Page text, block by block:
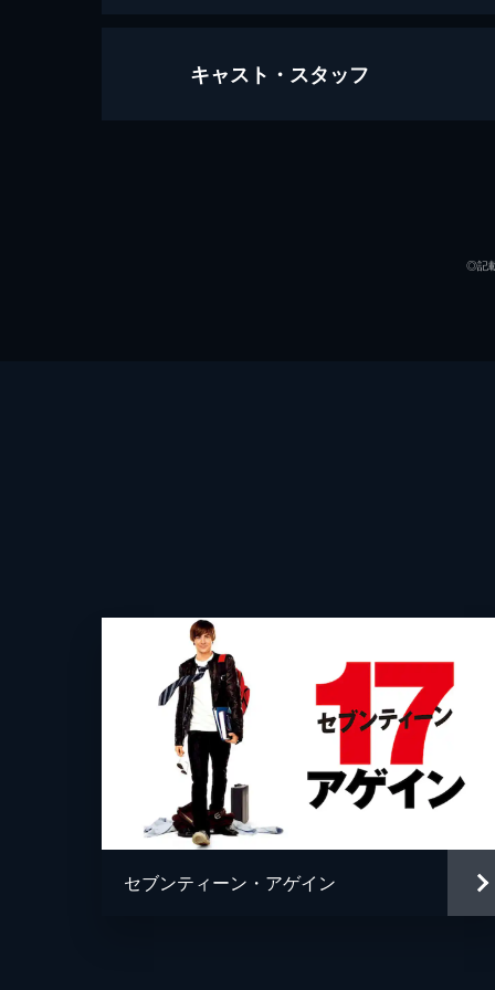
ベストマン －シャイな花婿と壮大
キャスト・スタッフ
監督
脚本
音楽
◎記
セブンティーン・アゲイン